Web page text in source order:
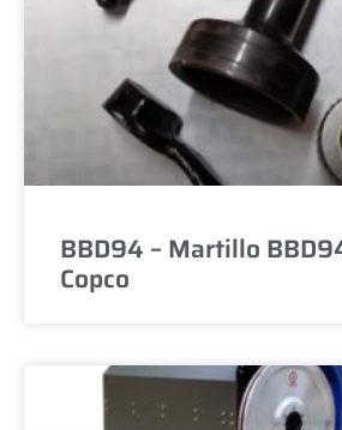
BBD94 – Martillo
Copco